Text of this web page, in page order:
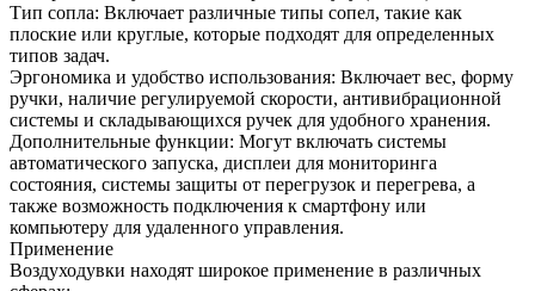
Тип сопла: Включает различные типы сопел, такие как
плоские или круглые, которые подходят для определенных
типов задач.
Эргономика и удобство использования: Включает вес, форму
ручки, наличие регулируемой скорости, антивибрационной
системы и складывающихся ручек для удобного хранения.
Дополнительные функции: Могут включать системы
автоматического запуска, дисплеи для мониторинга
состояния, системы защиты от перегрузок и перегрева, а
также возможность подключения к смартфону или
компьютеру для удаленного управления.
Применение
Воздуходувки находят широкое применение в различных